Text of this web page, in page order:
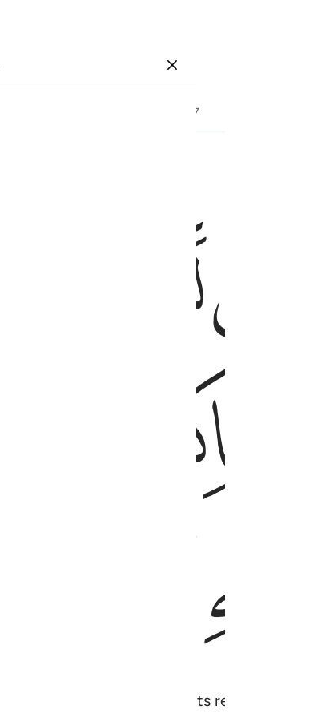
57
مَنَاكِبِهَا وَكُلُوا۟ مِن رِّزْقِهِۦ ۖ وَإِلَيْهِ ٱلنُّشُورُ ١٥
ﱖﱗ
ﱜ
ﱡ
you, so move about in its regions and